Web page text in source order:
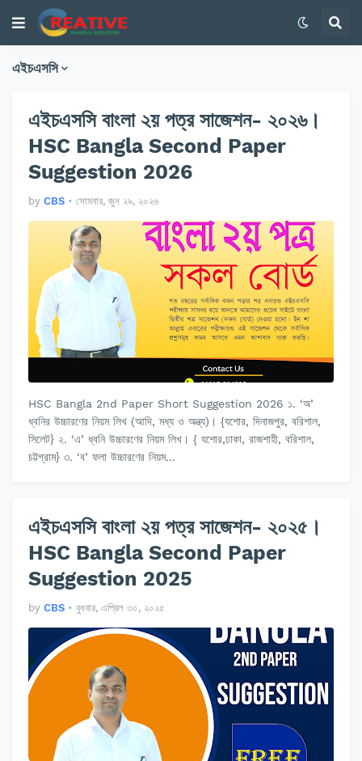
এইচএসসি
এইচএসসি বাংলা ২য় পত্র সাজেশন- ২০২৬।
HSC Bangla Second Paper
Suggestion 2026
by CBS • সোমবার, জুন ২৯, ২০২৬
HSC Bangla 2nd Paper Short Suggestion 2026 ১. ‘অ’
ধ্বনির উচ্চারণের নিয়ম লিখ (আদি, মধ্য ও অন্ত্য)। {যশোর, দিনাজপুর, বরিশাল,
সিলেট} ২. ‘এ’ ধ্বনি উচ্চারণের নিয়ম লিখ। { যশোর,ঢাকা, রাজশাহী, বরিশাল,
চট্টগ্রাম} ৩. ‘ব’ ফলা উচ্চারণের নিয়ম…
এইচএসসি বাংলা ২য় পত্র সাজেশন- ২০২৫।
HSC Bangla Second Paper
Suggestion 2025
by CBS • বুধবার, এপ্রিল ৩০, ২০২৫